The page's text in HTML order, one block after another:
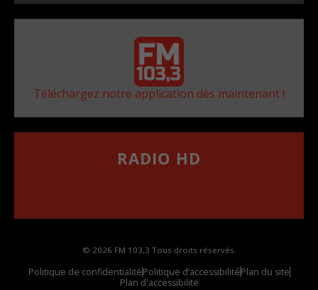
Téléchargez notre application dès maintenant !
RADIO HD
© 2026 FM 103,3 Tous droits réservés.
Politique de confidentialitéPolitique d’accessibilitéPlan du site
Plan d'accessibilite